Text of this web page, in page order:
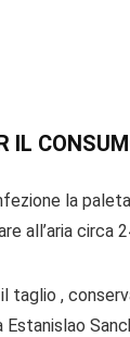
IL
la
all’aria circa
taglio ,